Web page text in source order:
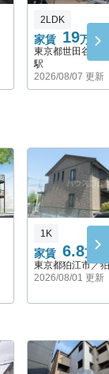
家賃 19万円
2LDK
東京都世田谷区
駅
2026/08/07 更新
家賃 6.8万円
1K
東京都狛江市／
2026/08/01 更新